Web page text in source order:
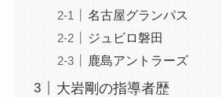
名古屋グランパス
ジュビロ磐田
鹿島アントラーズ
大岩剛の指導者歴